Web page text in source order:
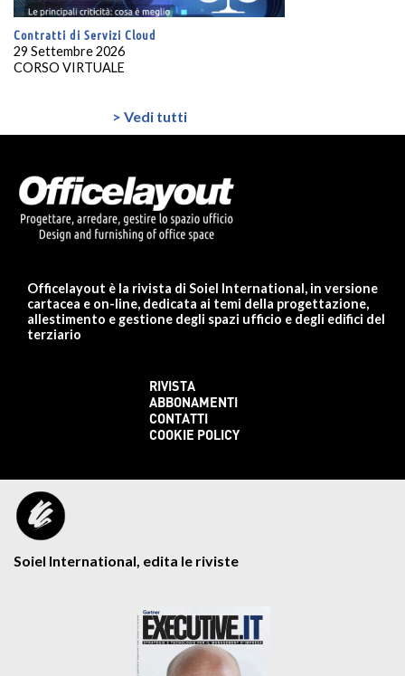
Contratti di Servizi Cloud
29 Settembre 2026
CORSO VIRTUALE
> Vedi tutti
Officelayout è la rivista di Soiel International, in versione
cartacea e on-line, dedicata ai temi della progettazione,
allestimento e gestione degli spazi ufficio e degli edifici del
terziario
RIVISTA
ABBONAMENTI
CONTATTI
COOKIE POLICY
Soiel International, edita le riviste